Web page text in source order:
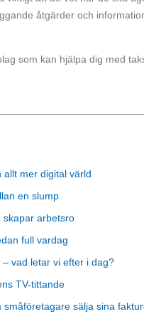
åtgärder och
som kan hjälpa dig med
allt mer digital värld
en slump
skapar arbetsro
full vardag
vad letar vi efter i dag?
TV-tittande
småföretagare sälja sina